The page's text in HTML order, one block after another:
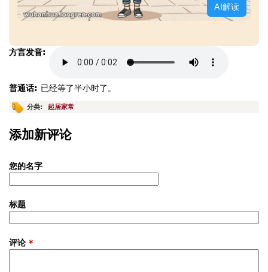
AI解读
方言发音:
普通话: 已经等了半小时了。
分类: 起居家常
添加新评论
您的名字
标题
评论 *